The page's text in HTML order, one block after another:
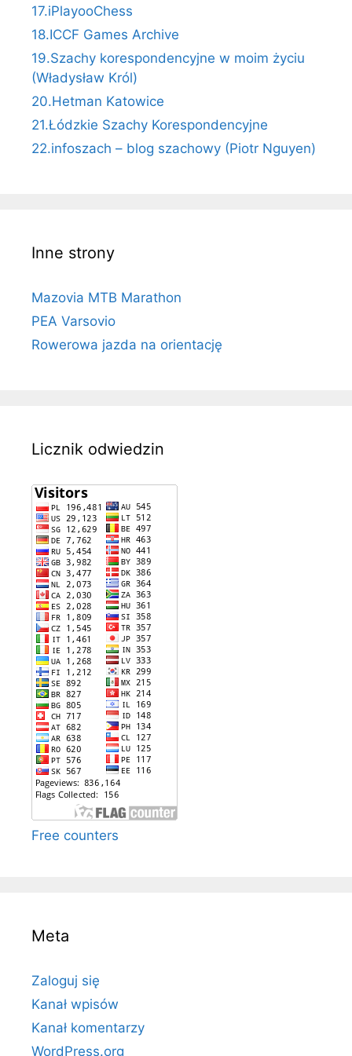
17.iPlayooChess
18.ICCF Games Archive
19.Szachy korespondencyjne w moim życiu
(Władysław Król)
20.Hetman Katowice
21.Łódzkie Szachy Korespondencyjne
22.infoszach – blog szachowy (Piotr Nguyen)
Inne strony
Mazovia MTB Marathon
PEA Varsovio
Rowerowa jazda na orientację
Licznik odwiedzin
Free counters
Meta
Zaloguj się
Kanał wpisów
Kanał komentarzy
WordPress.org